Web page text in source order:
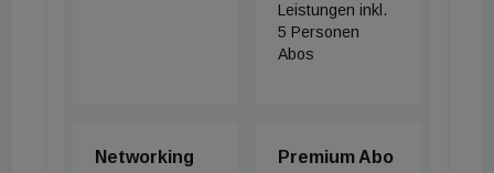
Leistungen inkl.
5 Personen
Abos
Networking
Premium Abo